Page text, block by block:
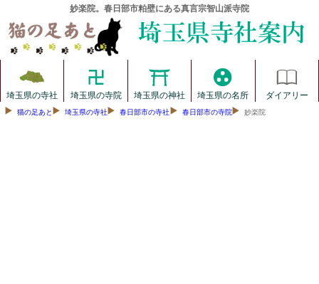
妙楽院。春日部市粕壁にある真言宗智山派寺院
埼玉県の寺社 埼玉県の寺院 埼玉県の神社 埼玉県の名所 ダイアリー
猫の足あと 埼玉県の寺社 春日部市の寺社 春日部市の寺院 妙楽院